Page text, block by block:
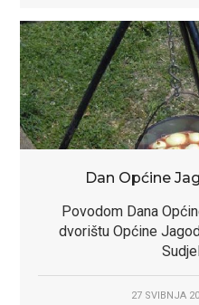
Dan Općine
Povodom Dana
dvorištu Općine
27 SVIBNJA